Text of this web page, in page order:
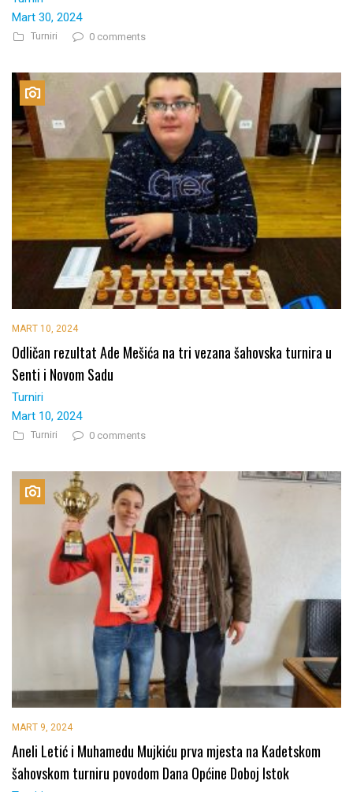
Mart 30, 2024
Turniri 0 comments
MART 10, 2024
Odličan rezultat Ade Mešića na tri vezana šahovska turnira u
Senti i Novom Sadu
Turniri
Mart 10, 2024
Turniri 0 comments
MART 9, 2024
Aneli Letić i Muhamedu Mujkiću prva mjesta na Kadetskom
šahovskom turniru povodom Dana Općine Doboj Istok